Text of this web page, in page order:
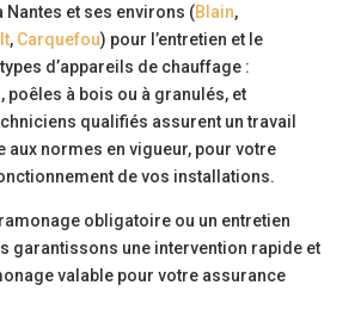
Nantes et ses environs (Blain,
, Carquefou) pour l’entretien et le
d’appareils de chauffage :
poêles à bois ou à granulés, et
qualifiés assurent un travail
aux normes en vigueur, pour votre
de vos installations.
ramonage obligatoire ou un entretien
garantissons une intervention rapide et
valable pour votre assurance